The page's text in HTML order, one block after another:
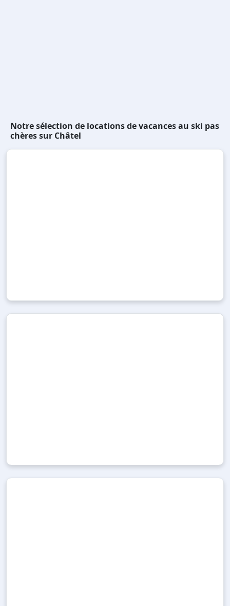
Notre sélection de locations de vacances au ski pas
chères sur Châtel